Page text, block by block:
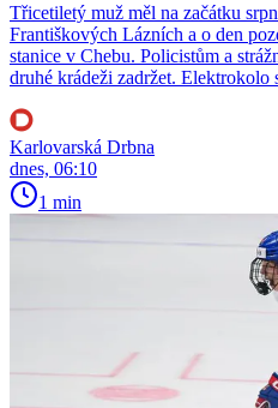
Třicetiletý muž měl na začátku
Františkových Lázních a o den
stanice v Chebu. Policistům a
druhé krádeži zadržet. Elektrokolo
Karlovarská Drbna
dnes, 06:10
1 min